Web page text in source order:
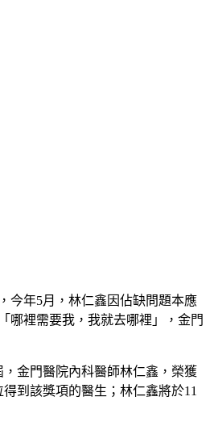
今年5月，林仁鑫因佔缺問題本應
哪裡需要我，我就去哪裡」，金門
金門醫院內科醫師林仁鑫，榮獲
到該獎項的醫生；林仁鑫將於11